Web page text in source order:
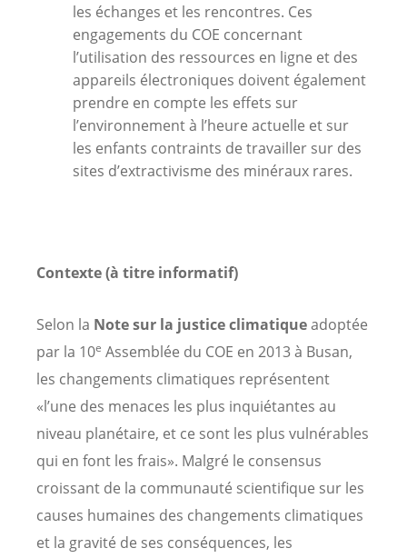
les échanges et les rencontres. Ces
engagements du COE concernant
l’utilisation des ressources en ligne et des
appareils électroniques doivent également
prendre en compte les effets sur
l’environnement à l’heure actuelle et sur
les enfants contraints de travailler sur des
sites d’extractivisme des minéraux rares.
Contexte(à titre informatif)
Selon la Note sur la justice climatiqueadoptée
par la 10e Assemblée du COE en 2013 à Busan,
les changements climatiques représentent
«l’une des menaces les plus inquiétantes au
niveau planétaire, et ce sont les plus vulnérables
qui en font les frais». Malgré le consensus
croissant de la communauté scientifique sur les
causes humaines des changements climatiques
et la gravité de ses conséquences, les